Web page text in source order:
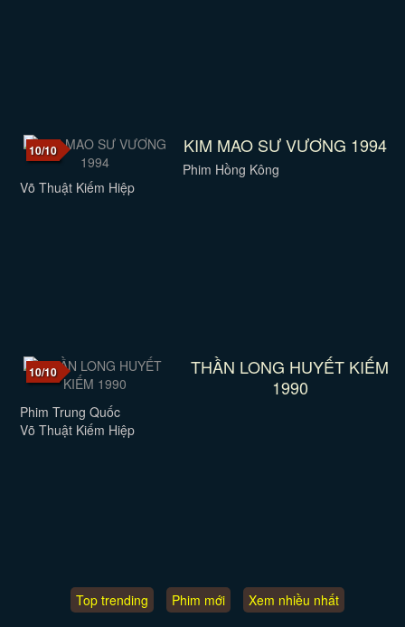
10/10 KIM MAO SƯ VƯƠNG 1994
Phim Hồng Kông
Võ Thuật Kiếm Hiệp
10/10
THẦN LONG HUYẾT KIẾM
1990
Phim Trung Quốc
Võ Thuật Kiếm Hiệp
Top trending Phim mới Xem nhiều nhất